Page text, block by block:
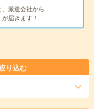
、派遣会社から
が届きます！
り込む